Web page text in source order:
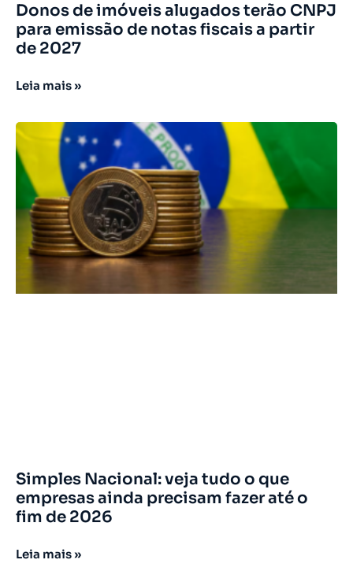
Donos de imóveis alugados terão CNPJ
para emissão de notas fiscais a partir
de 2027
Leia mais »
Simples Nacional: veja tudo o que
empresas ainda precisam fazer até o
fim de 2026
Leia mais »